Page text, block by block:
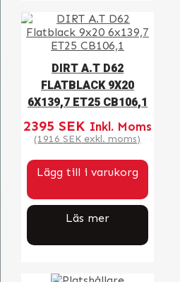
DIRT A.T D62
FLATBLACK 9X20
6X139,7 ET25 CB106,1
2395 SEK Inkl. Moms
(1916 SEK exkl. moms)
Lägg till i varukorg
Läs mer